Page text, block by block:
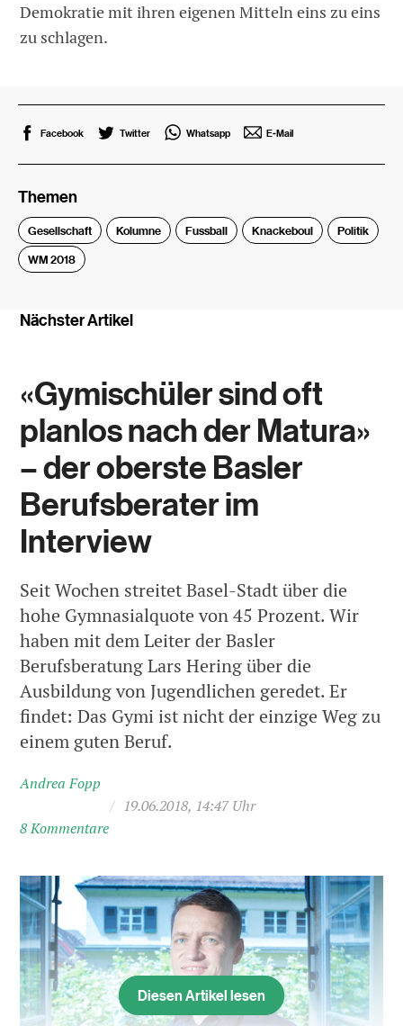
Demokratie mit ihren eigenen Mitteln eins zu eins
zu schlagen.
Facebook Twitter Whatsapp E-Mail
Themen
Gesellschaft Kolumne Fussball Knackeboul
Politik
WM 2018
Nächster Artikel
«Gymischüler sind oft
planlos nach der Matura»
– der oberste Basler
Berufsberater im
Interview
Seit Wochen streitet Basel-Stadt über die
hohe Gymnasialquote von 45 Prozent. Wir
haben mit dem Leiter der Basler
Berufsberatung Lars Hering über die
Ausbildung von Jugendlichen geredet. Er
findet: Das Gymi ist nicht der einzige Weg zu
einem guten Beruf.
Andrea Fopp
/ 19.06.2018, 14:47 Uhr
8 Kommentare
Diesen Artikel lesen